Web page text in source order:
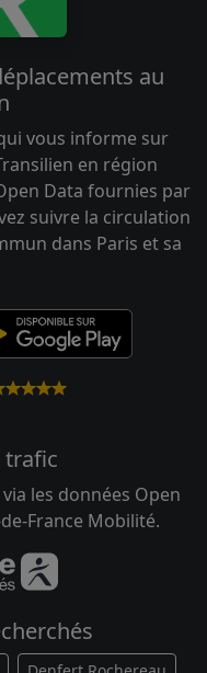
au
vous informe sur
en région
Data fournies par
suivre la circulation
dans Paris et sa
les données Open
France Mobilité.